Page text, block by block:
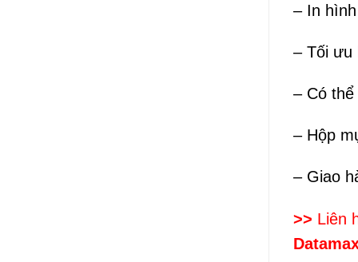
– In
– Tối ưu
– Có
– Hộp
– Giao
>> Liên